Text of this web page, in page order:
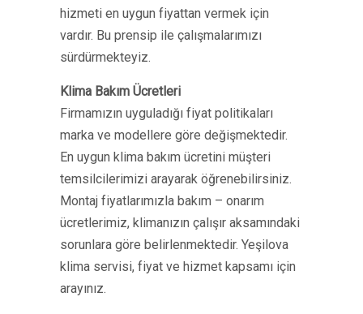
hizmeti en uygun fiyattan vermek için
vardır. Bu prensip ile çalışmalarımızı
sürdürmekteyiz.
Klima Bakım Ücretleri
Firmamızın uyguladığı fiyat politikaları
marka ve modellere göre değişmektedir.
En uygun klima bakım ücretini müşteri
temsilcilerimizi arayarak öğrenebilirsiniz.
Montaj fiyatlarımızla bakım – onarım
ücretlerimiz, klimanızın çalışır aksamındaki
sorunlara göre belirlenmektedir. Yeşilova
klima servisi, fiyat ve hizmet kapsamı için
arayınız.